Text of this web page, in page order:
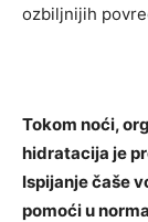
ozbiljnijih
Tokom noći,
hidratacija je
Ispijanje čaše
pomoći u